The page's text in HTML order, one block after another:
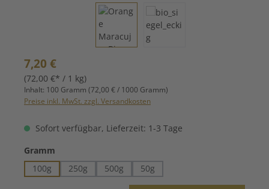
Regulärer Preis:
7,20 €
(72,00 €* / 1 kg)
Inhalt: 100 Gramm (72,00 € / 1000 Gramm)
Preise inkl. MwSt. zzgl. Versandkosten
Sofort verfügbar, Lieferzeit: 1-3 Tage
Gramm
100g
250g 500g 50g